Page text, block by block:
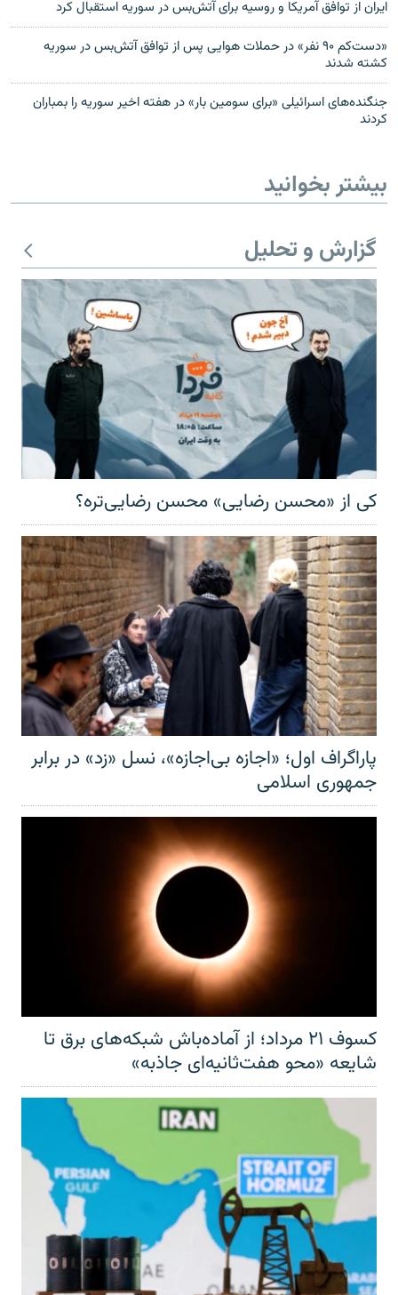
ایران از توافق آمریکا و روسیه برای آتش‌بس در سوریه استقبال کرد
«دست‌کم ۹۰ نفر» در حملات هوایی پس از توافق آتش‌بس در سوریه
کشته شدند
جنگنده‌های اسرائیلی «برای سومین بار» در هفته اخیر سوریه را بمباران
کردند
بیشتر بخوانید
گزارش و تحلیل
کی از «محسن رضایی» محسن رضایی‌تره؟
پاراگراف اول؛ «اجازه بی‌اجازه»، نسل «زد» در برابر
جمهوری اسلامی
کسوف ۲۱ مرداد؛ از آماده‌باش شبکه‌های برق تا
شایعه «محو هفت‌ثانیه‌ای جاذبه»